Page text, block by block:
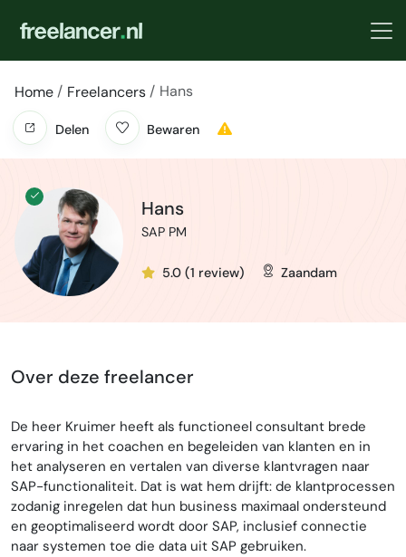
Home Freelancers Hans
Delen Bewaren
Hans
SAP PM
5.0 (1 review) Zaandam
Over deze freelancer
De heer Kruimer heeft als functioneel consultant brede
ervaring in het coachen en begeleiden van klanten en in
het analyseren en vertalen van diverse klantvragen naar
SAP-functionaliteit. Dat is wat hem drijft: de klantprocessen
zodanig inregelen dat hun business maximaal ondersteund
en geoptimaliseerd wordt door SAP, inclusief connectie
naar systemen toe die data uit SAP gebruiken.